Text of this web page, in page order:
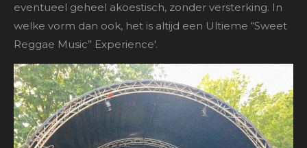
eventueel geheel akoestisch, zonder versterking. In
welke vorm dan ook, het is altijd een Ultieme “Sweet
Reggae Music” Experience'.